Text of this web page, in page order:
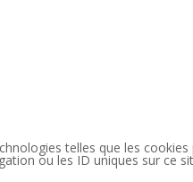
telles que les
ou les ID uniques sur